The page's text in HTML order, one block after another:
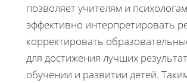
позволяет учителям и психологам
эффективно интерпретировать
корректировать
для достижения лучших
обучении и развитии детей.